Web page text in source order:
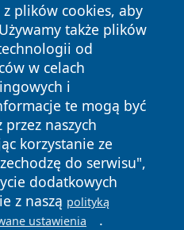
plików cookies, aby
także plików
od
w celach
i
te mogą być
naszych
korzystanie ze
do serwisu",
dodatkowych
z naszą polityką
ustawienia .
Wszystkie prawa
Polityka
Cookies